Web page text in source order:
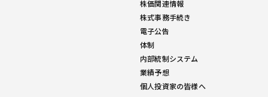
株価関連情報
株式事務手続き
電子公告
体制
内部統制システム
業績予想
個人投資家の皆様へ